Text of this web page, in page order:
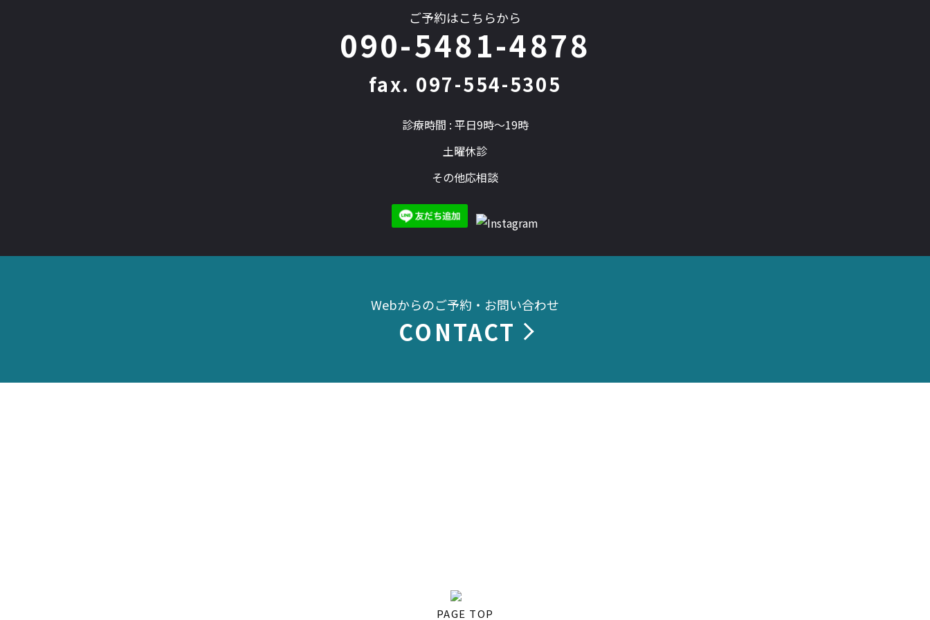
ご予約はこちらから
090-5481-4878
fax. 097-554-5305
診療時間 : 平日9時～19時
土曜休診
その他応相談
Webからのご予約・お問い合わせ
CONTACT
PAGE TOP